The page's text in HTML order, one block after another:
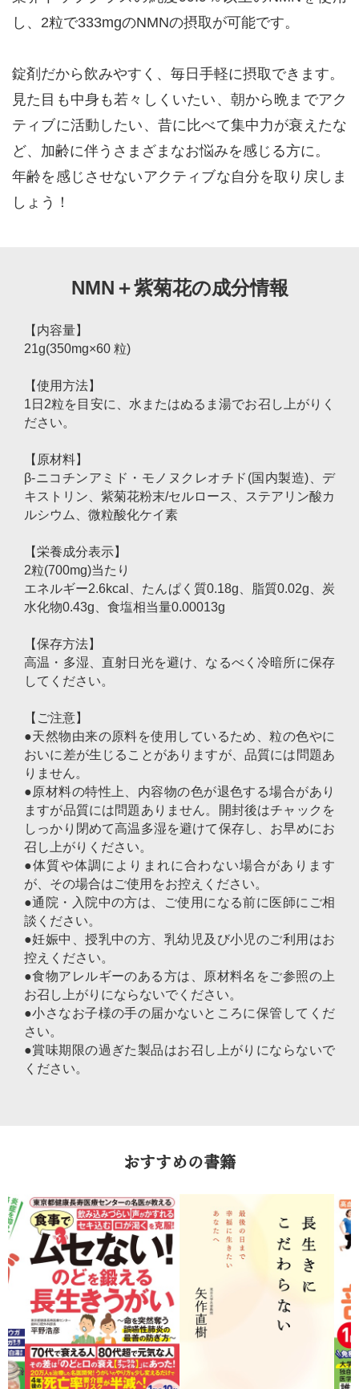
し、2粒で333mgのNMNの摂取が可能です。
錠剤だから飲みやすく、毎日手軽に摂取できます。
見た目も中身も若々しくいたい、朝から晩までアク
ティブに活動したい、昔に比べて集中力が衰えたな
ど、加齢に伴うさまざまなお悩みを感じる方に。
年齢を感じさせないアクティブな自分を取り戻しま
しょう！
NMN＋紫菊花の成分情報
【内容量】
21g(350mg×60 粒)
【使用方法】
1日2粒を目安に、水またはぬるま湯でお召し上がりく
ださい。
【原材料】
β-ニコチンアミド・モノヌクレオチド(国内製造)、デ
キストリン、紫菊花粉末/セルロース、ステアリン酸カ
ルシウム、微粒酸化ケイ素
【栄養成分表示】
2粒(700mg)当たり
エネルギー2.6kcal、たんぱく質0.18g、脂質0.02g、炭
水化物0.43g、食塩相当量0.00013g
【保存方法】
高温・多湿、直射日光を避け、なるべく冷暗所に保存
してください。
【ご注意】
●天然物由来の原料を使用しているため、粒の色やに
おいに差が生じることがありますが、品質には問題あ
りません。
●原材料の特性上、内容物の色が退色する場合があり
ますが品質には問題ありません。開封後はチャックを
しっかり閉めて高温多湿を避けて保存し、お早めにお
召し上がりください。
●体質や体調によりまれに合わない場合があります
が、その場合はご使用をお控えください。
●通院・入院中の方は、ご使用になる前に医師にご相
談ください。
●妊娠中、授乳中の方、乳幼児及び小児のご利用はお
控えください。
●食物アレルギーのある方は、原材料名をご参照の上
お召し上がりにならないでください。
●小さなお子様の手の届かないところに保管してくだ
さい。
●賞味期限の過ぎた製品はお召し上がりにならないで
ください。
おすすめの書籍